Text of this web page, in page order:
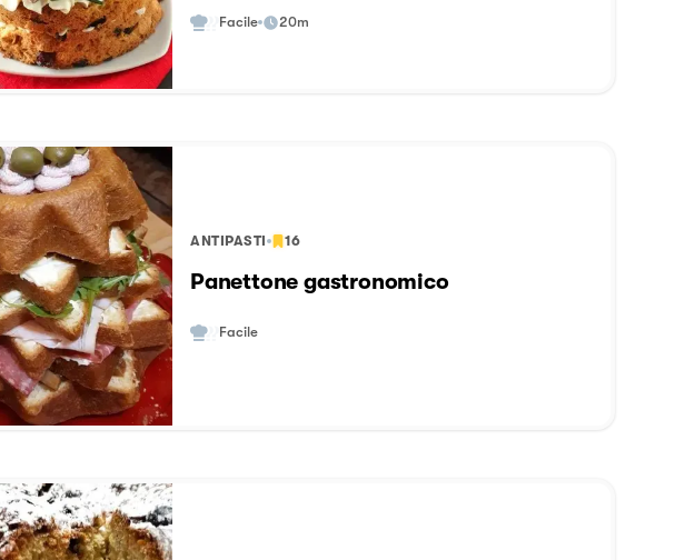
Facile 20m
ANTIPASTI 16
Panettone gastronomico
Facile